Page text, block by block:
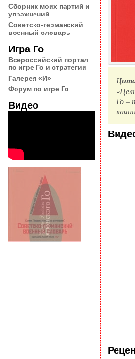
Сборник моих партий и
упражнений
Советско-германский
военный словарь
Игра Го
Всероссийский портал
по игре Го и стратегии
Галерея «И»
Форум по игре Го
Видео
Го –